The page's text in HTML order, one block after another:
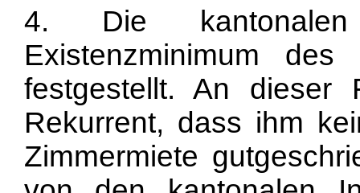
4. Die
Existenzminimum
festgestellt. An dieser
Rekurrent, dass ihm
Zimmermiete